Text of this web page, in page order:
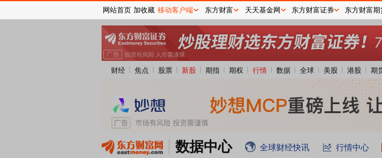
财经 焦点 股票 新股 期指 期权 行情 数据 全球 美股 港股 期
数据中心 全球财经快讯 行情中心
网站首页 加收藏 移动客户端 东方财富 天天基金网 东方财富证券 东方财富期